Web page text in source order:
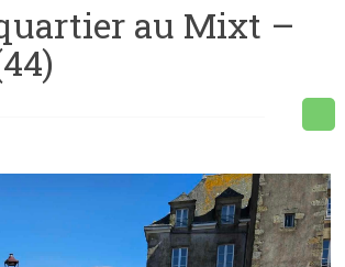
au Mixt –